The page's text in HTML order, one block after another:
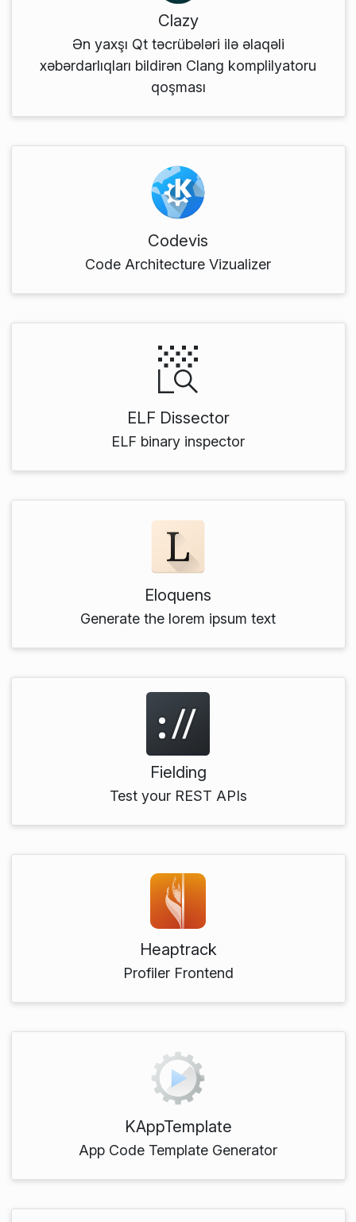
Clazy
Ən yaxşı Qt təcrübələri ilə əlaqəli
xəbərdarlıqları bildirən Clang komplilyatoru
qoşması
Codevis
Code Architecture Vizualizer
ELF Dissector
ELF binary inspector
Eloquens
Generate the lorem ipsum text
Fielding
Test your REST APIs
Heaptrack
Profiler Frontend
KAppTemplate
App Code Template Generator